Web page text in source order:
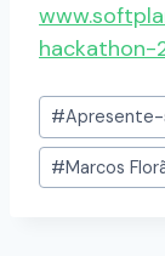
hackathon-
#Apresente-
#Marcos